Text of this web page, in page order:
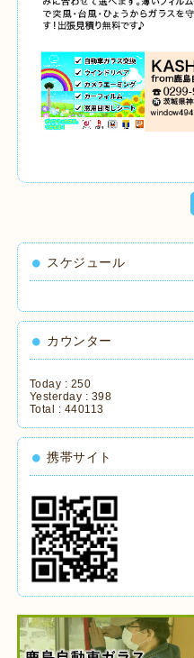
スケジュール
カウンター
Today : 250
Yesterday : 398
Total : 440113
携帯サイト